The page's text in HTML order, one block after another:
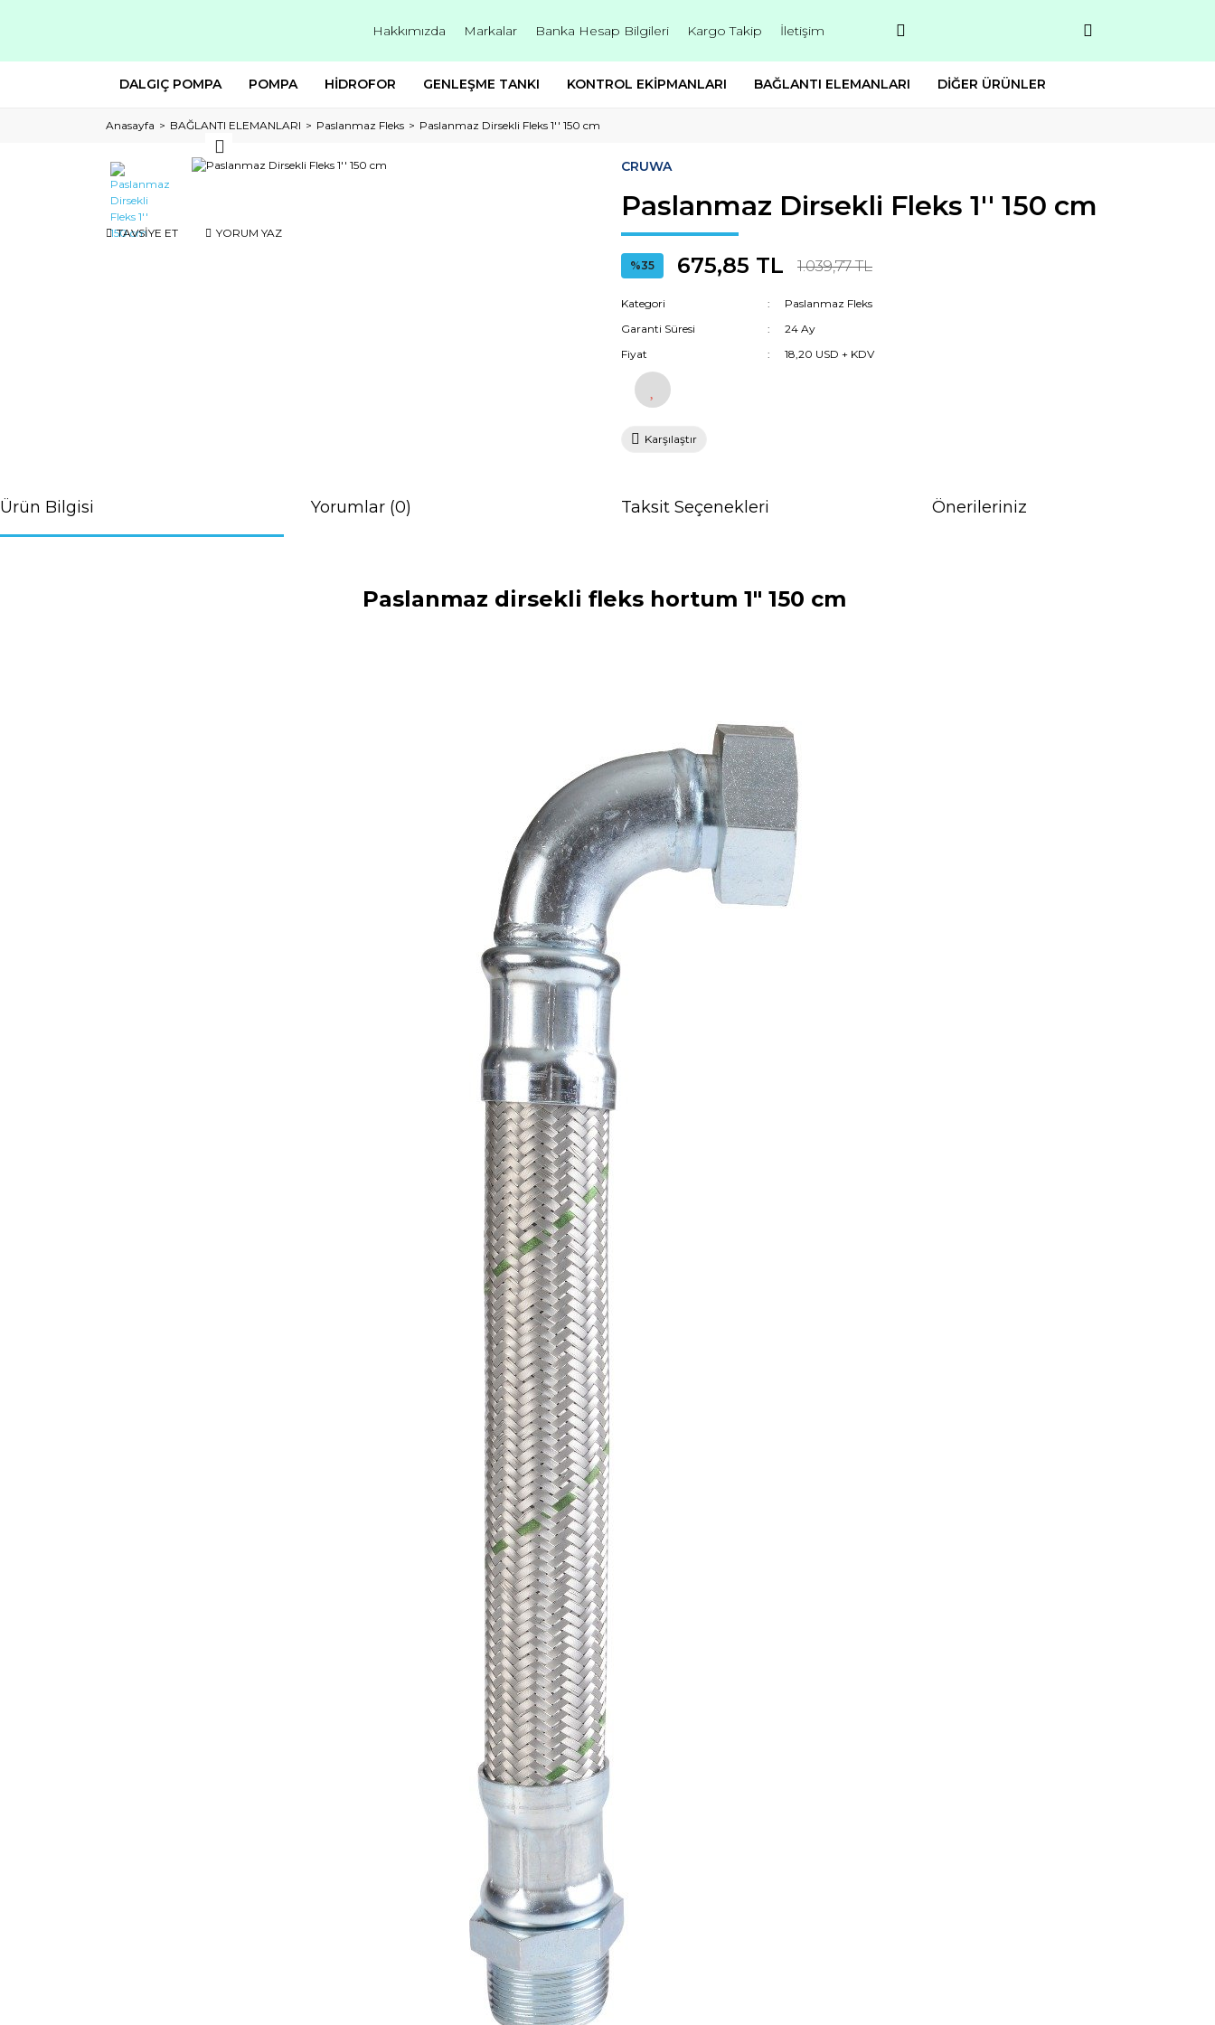
Hakkımızda Markalar Banka Hesap Bilgileri Kargo Takip İletişim
DALGIÇ POMPA POMPA HİDROFOR GENLEŞME TANKI KONTROL EKİPMANLARI BAĞLANTI ELEMANLARI DİĞER ÜRÜNLER
Anasayfa BAĞLANTI ELEMANLARI Paslanmaz Fleks Paslanmaz Dirsekli Fleks 1'' 150 cm
TAVSİYE ET YORUM YAZ
CRUWA
Paslanmaz Dirsekli Fleks 1'' 150 cm
%35 675,85 TL 1.039,77 TL
Kategori
Paslanmaz Fleks
Garanti Süresi
24 Ay
Fiyat
18,20 USD + KDV
Karşılaştır
Ürün Bilgisi Yorumlar (0) Taksit Seçenekleri Önerileriniz
Paslanmaz dirsekli fleks hortum 1" 150 cm